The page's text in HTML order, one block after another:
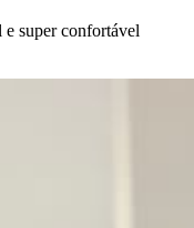
super confortável